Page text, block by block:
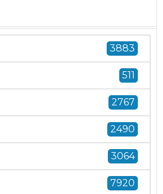
3883
511
2767
2490
3064
7920